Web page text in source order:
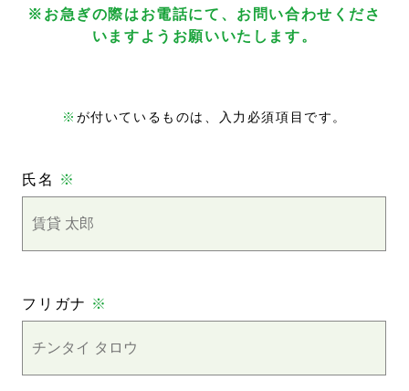
※お急ぎの際はお電話にて、お問い合わせくださ
いますようお願いいたします。
※ が付いているものは、入力必須項目です。
氏名 ※
フリガナ ※